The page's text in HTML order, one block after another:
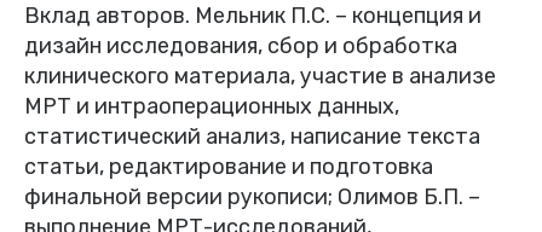
Вклад авторов. Мельник П.С. – концепция и
дизайн исследования, сбор и обработка
клинического материала, участие в анализе
МРТ и интраоперационных данных,
статистический анализ, написание текста
статьи, редактирование и подготовка
финальной версии рукописи; Олимов Б.П. –